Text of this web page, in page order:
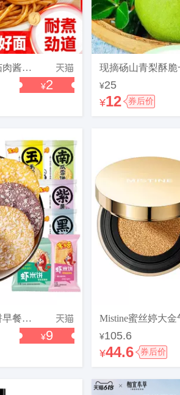
比比赞意大利面番茄肉酱意面方便面拌面速食西餐意粉面条早餐儿童
¥2 ¥25
¥12 券后价
米多奇粗粮雪饼米饼早餐饼干营养健康休闲食品零食小吃儿童560g
¥9 ¥105.6
¥44.6 券后价